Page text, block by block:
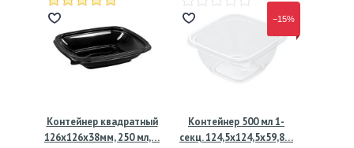
Контейнер квадратный
126х126х38мм, 250 мл,…
−15%
Контейнер 500 мл 1-
секц. 124,5х124,5х59,8…